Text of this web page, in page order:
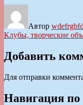
Автор wdefrgbfd
Клубы, творческие
Добавить
Для отправки
Навигация по